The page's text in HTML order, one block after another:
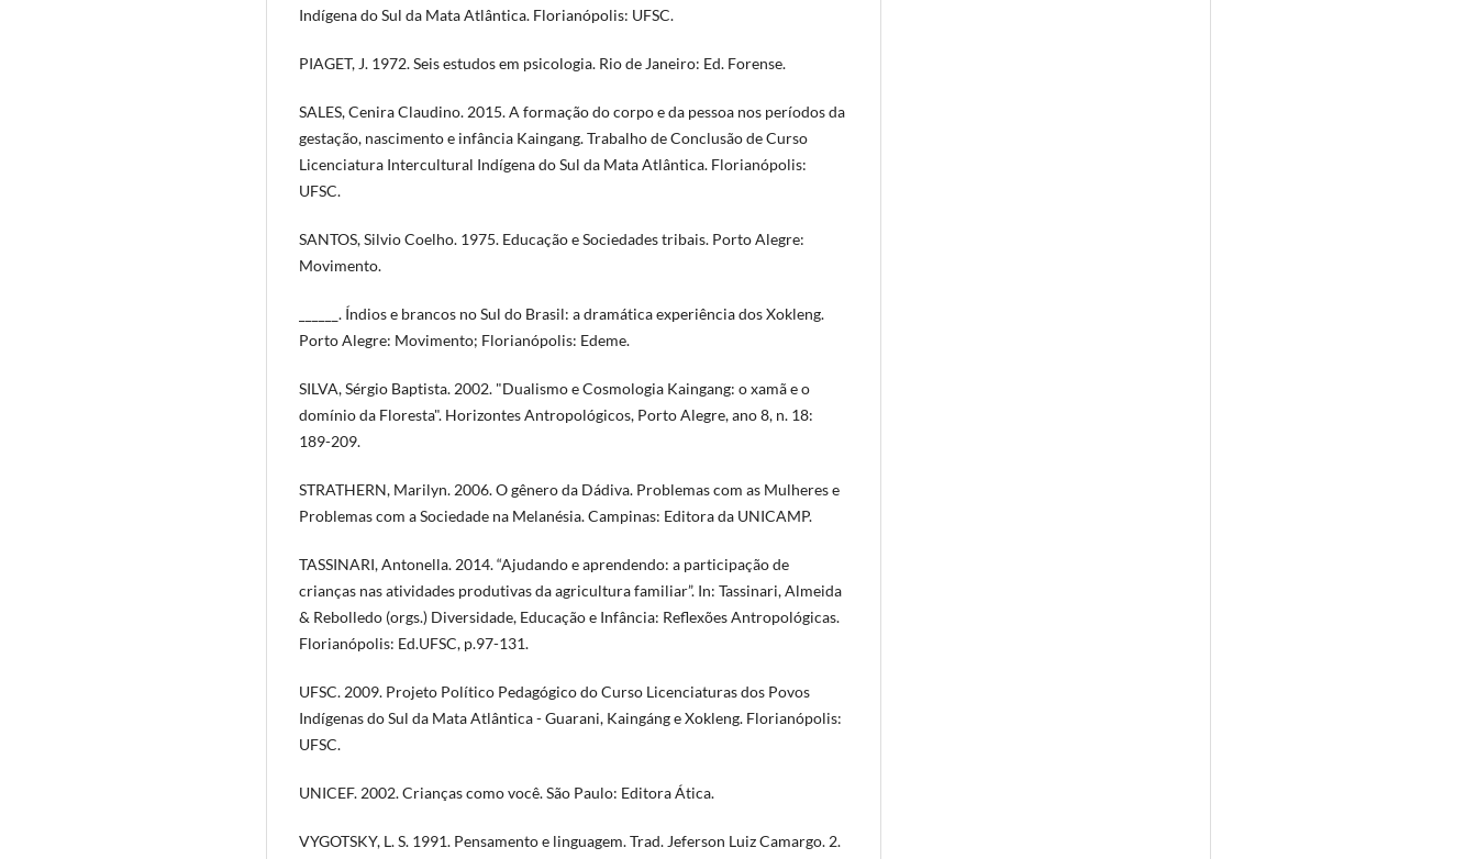
Indígena do Sul da Mata Atlântica. Florianópolis: UFSC.
PIAGET, J. 1972. Seis estudos em psicologia. Rio de Janeiro: Ed. Forense.
SALES, Cenira Claudino. 2015. A formação do corpo e da pessoa nos períodos da
gestação, nascimento e infância Kaingang. Trabalho de Conclusão de Curso
Licenciatura Intercultural Indígena do Sul da Mata Atlântica. Florianópolis:
UFSC.
SANTOS, Silvio Coelho. 1975. Educação e Sociedades tribais. Porto Alegre:
Movimento.
______. Índios e brancos no Sul do Brasil: a dramática experiência dos Xokleng.
Porto Alegre: Movimento; Florianópolis: Edeme.
SILVA, Sérgio Baptista. 2002. "Dualismo e Cosmologia Kaingang: o xamã e o
domínio da Floresta". Horizontes Antropológicos, Porto Alegre, ano 8, n. 18:
189-209.
STRATHERN, Marilyn. 2006. O gênero da Dádiva. Problemas com as Mulheres e
Problemas com a Sociedade na Melanésia. Campinas: Editora da UNICAMP.
TASSINARI, Antonella. 2014. “Ajudando e aprendendo: a participação de
crianças nas atividades produtivas da agricultura familiar”. In: Tassinari, Almeida
& Rebolledo (orgs.) Diversidade, Educação e Infância: Reflexões Antropológicas.
Florianópolis: Ed.UFSC, p.97-131.
UFSC. 2009. Projeto Político Pedagógico do Curso Licenciaturas dos Povos
Indígenas do Sul da Mata Atlântica - Guarani, Kaingáng e Xokleng. Florianópolis:
UFSC.
UNICEF. 2002. Crianças como você. São Paulo: Editora Ática.
VYGOTSKY, L. S. 1991. Pensamento e linguagem. Trad. Jeferson Luiz Camargo. 2.